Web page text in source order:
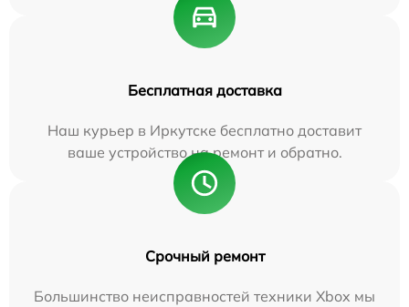
Бесплатная доставка
Наш курьер в Иркутске бесплатно доставит
ваше устройство на ремонт и обратно.
Срочный ремонт
Большинство неисправностей техники Xbox мы